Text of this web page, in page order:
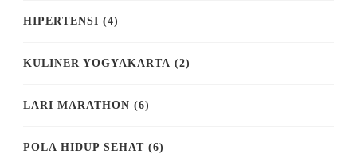
HIPERTENSI (4)
KULINER YOGYAKARTA (2)
LARI MARATHON (6)
POLA HIDUP SEHAT (6)